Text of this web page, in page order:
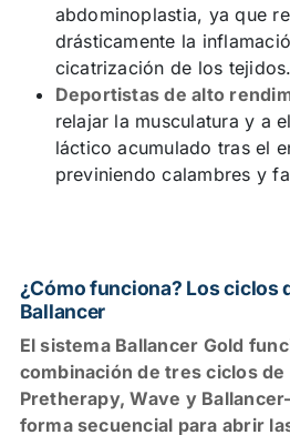
abdominoplastia, ya que
drásticamente la
cicatrización de los tejidos.
Deportistas de alto
relajar la musculatura y a
láctico acumulado tras el
previniendo calambres y
¿Cómo funciona? Los ciclos
Ballancer
El sistema Ballancer Gold
combinación de tres ciclos
Pretherapy, Wave y
forma secuencial para abrir